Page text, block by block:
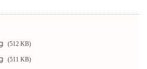
(512 KB)
(511 KB)